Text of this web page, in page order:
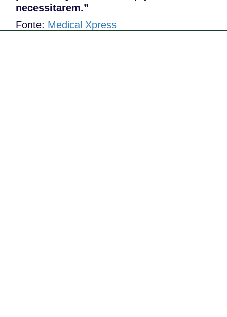
necessitarem.”
Fonte: Medical Xpress